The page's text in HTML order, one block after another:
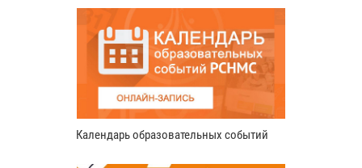
Календарь образовательных событий